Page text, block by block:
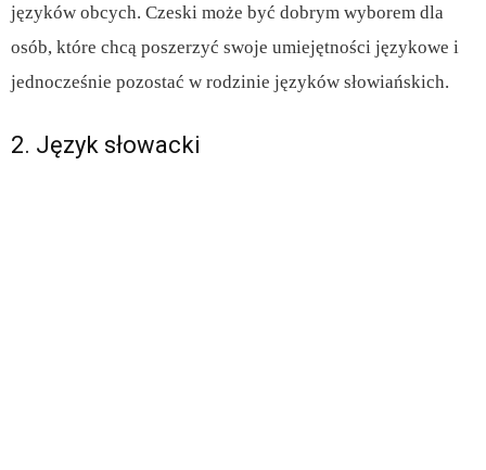
języków obcych. Czeski może być dobrym wyborem dla
osób, które chcą poszerzyć swoje umiejętności językowe i
jednocześnie pozostać w rodzinie języków słowiańskich.
2. Język słowacki